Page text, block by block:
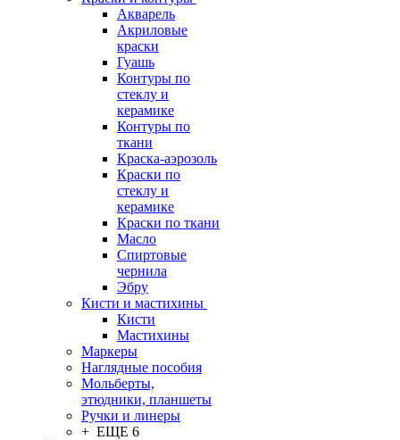
Акварель
Акриловые
краски
Гуашь
Контуры по
стеклу и
керамике
Контуры по
ткани
Краска-аэрозоль
Краски по
стеклу и
керамике
Краски по ткани
Масло
Спиртовые
чернила
Эбру
Кисти и мастихины
Кисти
Мастихины
Маркеры
Наглядные пособия
Мольберты,
этюдники, планшеты
Ручки и линеры
+ ЕЩЕ 6